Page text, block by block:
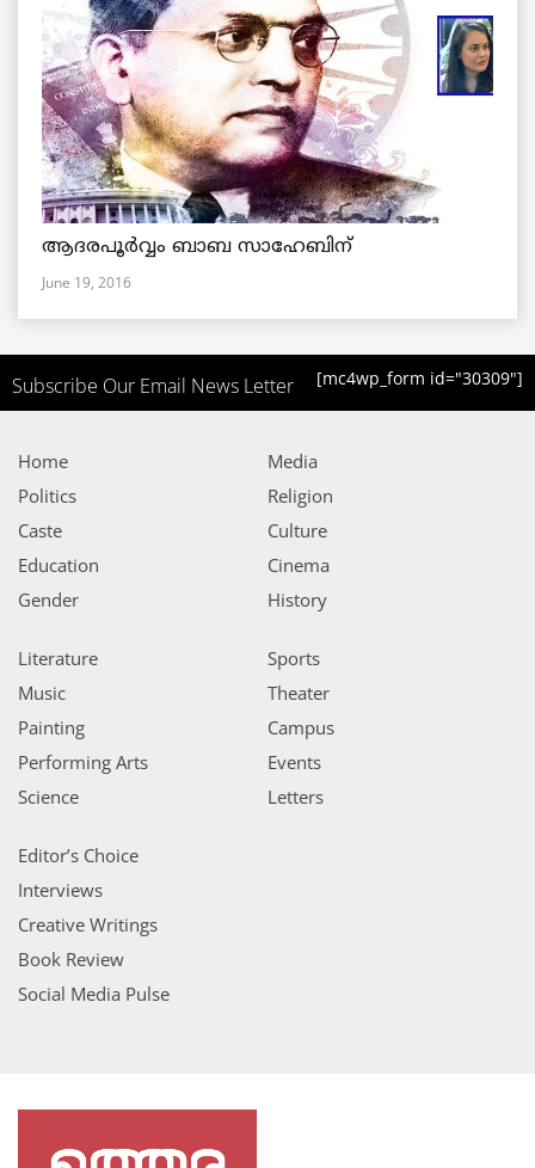
ആദരപൂര്‍വ്വം ബാബ സാഹേബിന്
June 19, 2016
Subscribe Our Email News Letter [mc4wp_form id="30309"]
Home
Politics
Caste
Education
Gender
Media
Religion
Culture
Cinema
History
Literature
Music
Painting
Performing Arts
Science
Sports
Theater
Campus
Events
Letters
Editor’s Choice
Interviews
Creative Writings
Book Review
Social Media Pulse